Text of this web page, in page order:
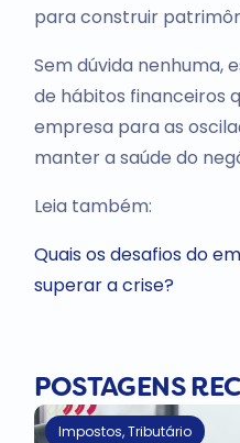
para construir
Sem dúvida nenhuma,
de hábitos financeiros
empresa para as
manter a saúde do
Leia também:
Quais os desafios do
superar a crise?
POSTAGENS
Impostos,Tributário